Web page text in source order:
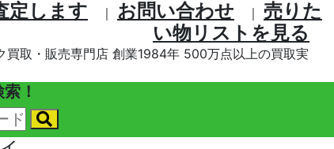
定します ｜ お問い合わせ ｜ 売りた
い物リストを⾒る
取・販売専門店 創業1984年 500万点以上の買取実
！